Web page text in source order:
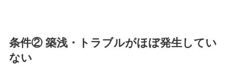
条件② 築浅・トラブルがほぼ発生してい
ない